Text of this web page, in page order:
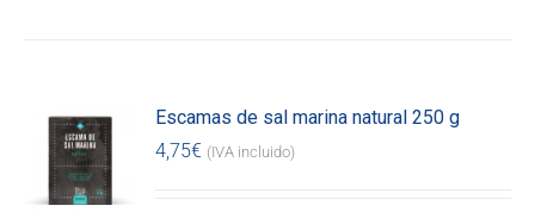
Escamas de sal marina natural 250 g
4,75€ (IVA incluido)